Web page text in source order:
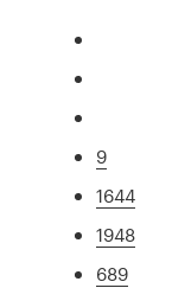
9
1644
1948
689